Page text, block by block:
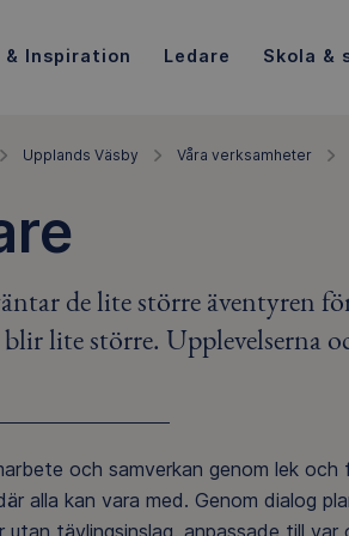
& Inspiration Ledare Skola &
Upplands Väsby Våra verksamheter
de lite större äventyren
lite större. Upplevelserna
och samverkan genom lek
alla kan vara med. Genom dialog
tävlingsinslag, anpassade till